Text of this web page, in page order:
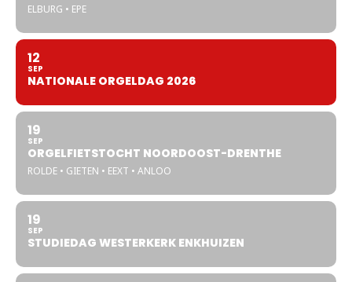
ELBURG • EPE
12
SEP
NATIONALE ORGELDAG 2026
19
SEP
ORGELFIETSTOCHT NOORDOOST-DRENTHE
ROLDE • GIETEN • EEXT • ANLOO
19
SEP
STUDIEDAG WESTERKERK ENKHUIZEN